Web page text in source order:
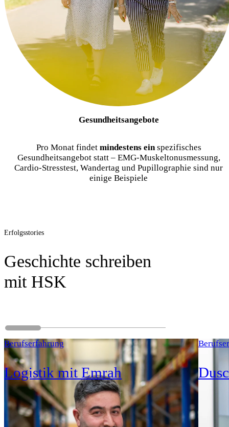
Gesundheitsangebote
Pro Monat findet mindestens einspezifisches
Gesundheitsangebot statt – EMG-Muskeltonusmessung,
Cardio-Stresstest, Wandertag und Pupillographie sind nur
einige Beispiele
Erfolgsstories
Geschichte schreiben
mit HSK
Berufserfahrung
Logistik mit Emrah